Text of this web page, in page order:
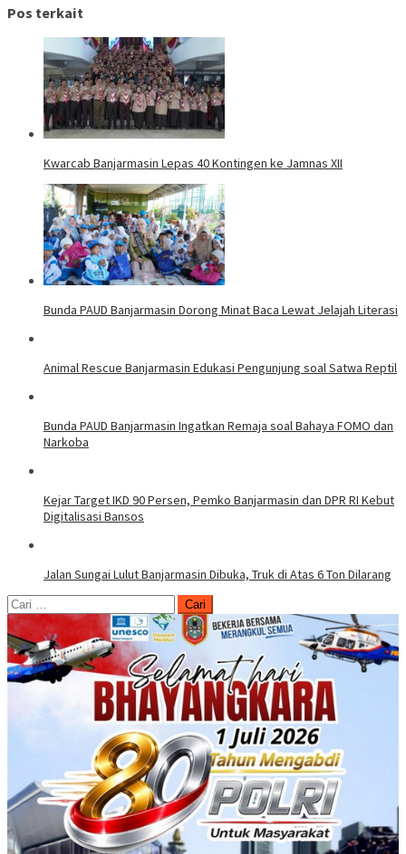
Pos terkait
Kwarcab Banjarmasin Lepas 40 Kontingen ke Jamnas XII
Bunda PAUD Banjarmasin Dorong Minat Baca Lewat Jelajah Literasi
Animal Rescue Banjarmasin Edukasi Pengunjung soal Satwa Reptil
Bunda PAUD Banjarmasin Ingatkan Remaja soal Bahaya FOMO dan
Narkoba
Kejar Target IKD 90 Persen, Pemko Banjarmasin dan DPR RI Kebut
Digitalisasi Bansos
Jalan Sungai Lulut Banjarmasin Dibuka, Truk di Atas 6 Ton Dilarang
Cari
untuk: